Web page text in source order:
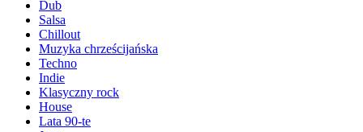
Dub
Salsa
Chillout
Muzyka chrześcijańska
Techno
Indie
Klasyczny rock
House
Lata 90-te